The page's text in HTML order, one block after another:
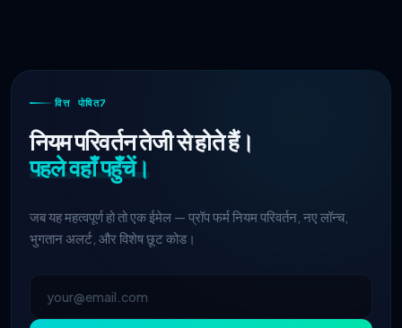
वित्त पोषित7
नियम परिवर्तन तेजी से होते हैं।
पहले वहाँ पहुँचें।
जब यह महत्वपूर्ण हो तो एक ईमेल — प्रॉप फर्म नियम परिवर्तन, नए लॉन्च,
भुगतान अलर्ट, और विशेष छूट कोड।